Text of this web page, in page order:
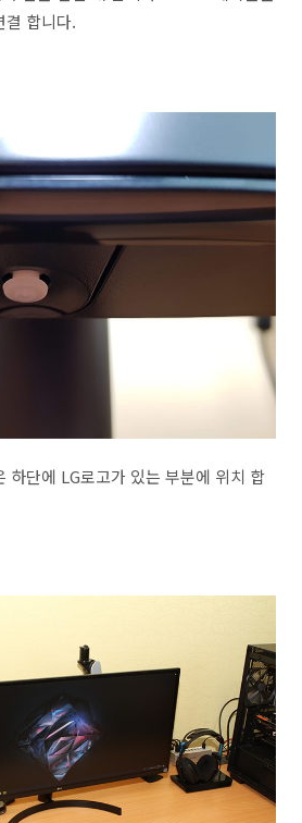
결 합니다.
하단에 LG로고가 있는 부분에 위치 합